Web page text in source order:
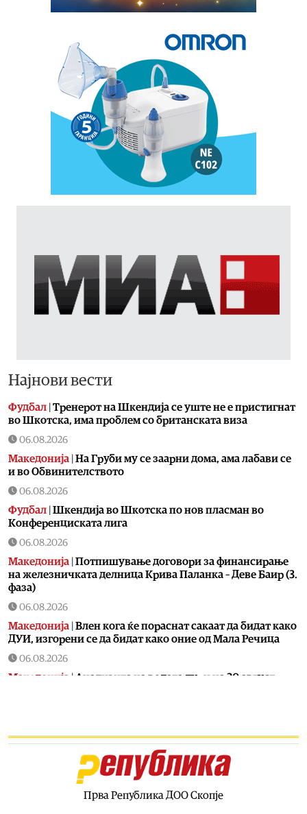
Најнови вести
Фудбал Тренерот на Шкендија се уште не е пристигнат
во Шкотска, има проблем со британската виза
06.08.2026
Македонија На Груби му се заарни дома, ама лабави се
и во Обвинителството
06.08.2026
Фудбал Шкендија во Шкотска по нов пласман во
Конференциската лига
06.08.2026
Македонија Потпишување договори за финансирање
на железничката делница Крива Паланка – Деве Баир (3.
фаза)
06.08.2026
Македонија Влен кога ќе пораснат сакаат да бидат како
ДУИ, изгорени се да бидат како оние од Мала Речица
06.08.2026
Македонија | Aнализита на водата дури на 20 август
06.08.2026
Мицкоски и Николоски на потпишување
договори за финансирање на изградбата на
железничката делница Крива Паланка – Деве Баир
Прва Република ДОО Скопје